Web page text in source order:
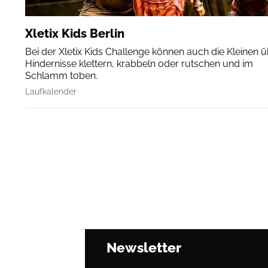
Xletix Kids Berlin
Bei der Xletix Kids Challenge können auch die Kleinen
Hindernisse klettern, krabbeln oder rutschen und im
Schlamm toben.
Laufkalender
Newsletter